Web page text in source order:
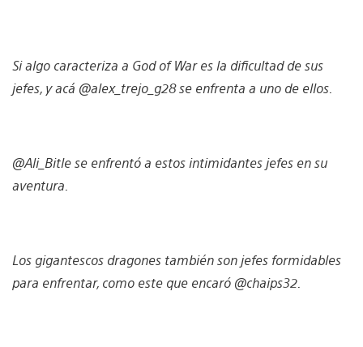
Si algo caracteriza a God of War es la dificultad de sus
jefes, y acá @alex_trejo_g28 se enfrenta a uno de ellos.
@Ali_Bitle se enfrentó a estos intimidantes jefes en su
aventura.
Los gigantescos dragones también son jefes formidables
para enfrentar, como este que encaró @chaips32.